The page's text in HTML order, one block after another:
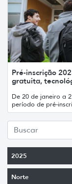
2025
Norte
Pré-inscrição
gratuita,
De 20 de janeiro a
período de pré-